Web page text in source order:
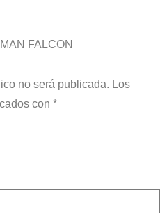
FALCON
no será publicada. Los
con *